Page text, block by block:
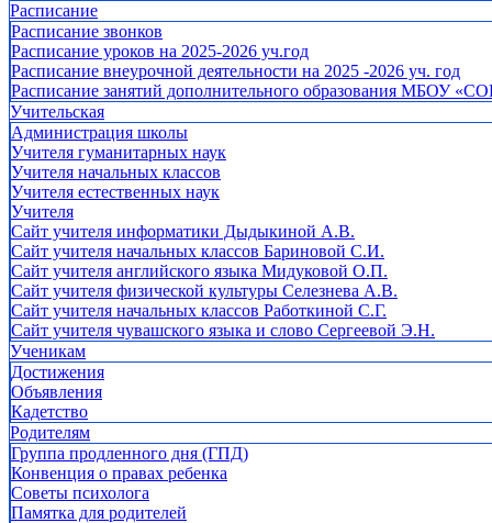
Расписание
Расписание звонков
Расписание уроков на 2025-2026 уч.год
Расписание внеурочной деятельности на 2025 -2026 уч. год
Расписание занятий дополнительного образования МБОУ
Учительская
Администрация школы
Учителя гуманитарных наук
Учителя начальных классов
Учителя естественных наук
Учителя
Cайт учителя информатики Дыдыкиной А.В.
Сайт учителя начальных классов Бариновой С.И.
Сайт учителя английского языка Мидуковой О.П.
Сайт учителя физической культуры Селезнева А.В.
Сайт учителя начальных классов Работкиной С.Г.
Сайт учителя чувашского языка и слово Сергеевой Э.Н.
Ученикам
Достижения
Объявления
Кадетство
Родителям
Группа продленного дня (ГПД)
Конвенция о правах ребенка
Советы психолога
Памятка для родителей